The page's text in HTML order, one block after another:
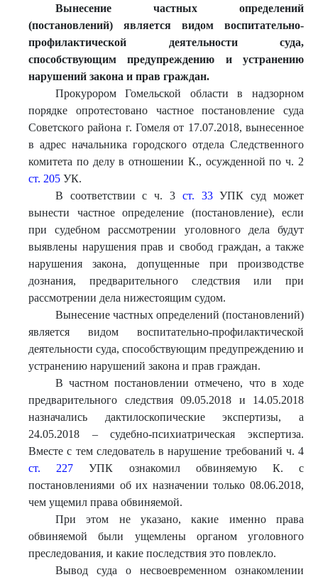
Вынесение частных определений
(постановлений) является видом воспитательно-
профилактической деятельности суда,
способствующим предупреждению и устранению
нарушений закона и прав граждан.
Прокурором Гомельской области в надзорном
порядке опротестовано частное постановление суда
Советского района г. Гомеля от 17.07.2018, вынесенное
в адрес начальника городского отдела Следственного
комитета по делу в отношении К., осужденной по ч. 2
ст. 205 УК.
В соответствии с ч. 3 ст. 33УПК суд может
вынести частное определение (постановление), если
при судебном рассмотрении уголовного дела будут
выявлены нарушения прав и свобод граждан, а также
нарушения закона, допущенные при производстве
дознания, предварительного следствия или при
рассмотрении дела нижестоящим судом.
Вынесение частных определений (постановлений)
является видом воспитательно-профилактической
деятельности суда, способствующим предупреждению и
устранению нарушений закона и прав граждан.
В частном постановлении отмечено, что в ходе
предварительного следствия 09.05.2018 и 14.05.2018
назначались дактилоскопические экспертизы, а
24.05.2018 – судебно-психиатрическая экспертиза.
Вместе с тем следователь в нарушение требований ч. 4
ст. 227 УПК ознакомил обвиняемую К. с
постановлениями об их назначении только 08.06.2018,
чем ущемил права обвиняемой.
При этом не указано, какие именно права
обвиняемой были ущемлены органом уголовного
преследования, и какие последствия это повлекло.
Вывод суда о несвоевременном ознакомлении